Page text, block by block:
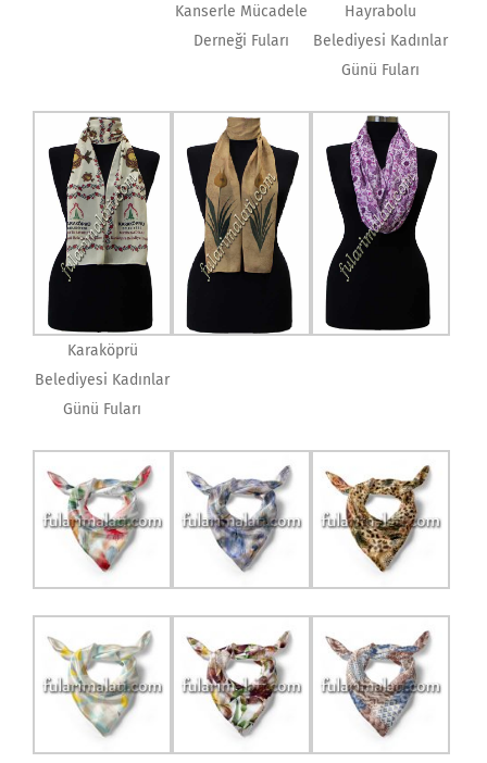
Kanserle Mücadele
Derneği Fuları
Hayrabolu
Belediyesi Kadınlar
Günü Fuları
Karaköprü
Belediyesi Kadınlar
Günü Fuları